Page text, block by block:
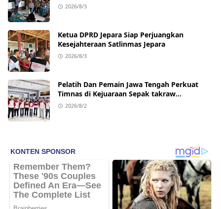
2026/8/3
Ketua DPRD Jepara Siap Perjuangkan
Kesejahteraan Satlinmas Jepara
2026/8/3
Pelatih Dan Pemain Jawa Tengah Perkuat
Timnas di Kejuaraan Sepak takraw
Internasional
2026/8/2